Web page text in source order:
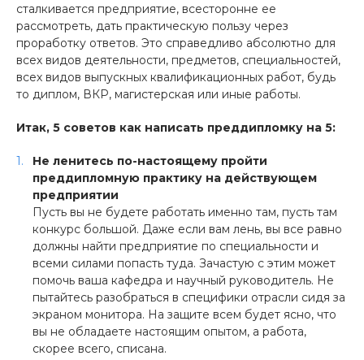
сталкивается предприятие, всесторонне ее
рассмотреть, дать практическую пользу через
проработку ответов. Это справедливо абсолютно для
всех видов деятельности, предметов, специальностей,
всех видов выпускных квалификационных работ, будь
то диплом, ВКР, магистерская или иные работы.
Итак, 5 советов как написать преддипломку на 5:
Не ленитесь по-настоящему пройти
преддипломную практику на действующем
предприятии
Пусть вы не будете работать именно там, пусть там
конкурс большой. Даже если вам лень, вы все равно
должны найти предприятие по специальности и
всеми силами попасть туда. Зачастую с этим может
помочь ваша кафедра и научный руководитель. Не
пытайтесь разобраться в специфики отрасли сидя за
экраном монитора. На защите всем будет ясно, что
вы не обладаете настоящим опытом, а работа,
скорее всего, списана.